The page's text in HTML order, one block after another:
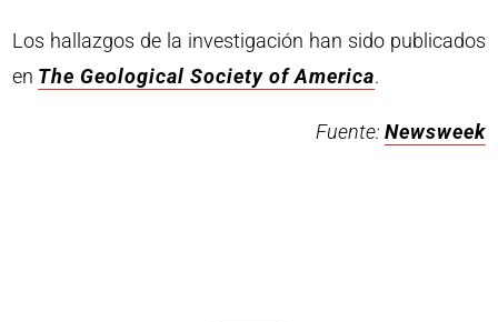
Los hallazgos de la investigación han sido publicados
en The Geological Society of America.
Fuente: Newsweek